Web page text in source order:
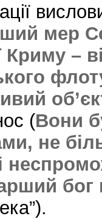
мер
Криму –
(Вони
не